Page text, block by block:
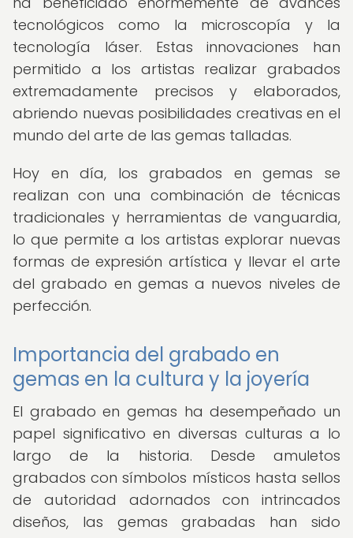
tecnológicos como la microscopía y la
tecnología láser. Estas innovaciones han
permitido a los artistas realizar grabados
extremadamente precisos y elaborados,
abriendo nuevas posibilidades creativas en el
mundo del arte de las gemas talladas.
Hoy en día, los grabados en gemas se
realizan con una combinación de técnicas
tradicionales y herramientas de vanguardia,
lo que permite a los artistas explorar nuevas
formas de expresión artística y llevar el arte
del grabado en gemas a nuevos niveles de
perfección.
Importancia del grabado en
gemas en la cultura y la joyería
El grabado en gemas ha desempeñado un
papel significativo en diversas culturas a lo
largo de la historia. Desde amuletos
grabados con símbolos místicos hasta sellos
de autoridad adornados con intrincados
diseños, las gemas grabadas han sido